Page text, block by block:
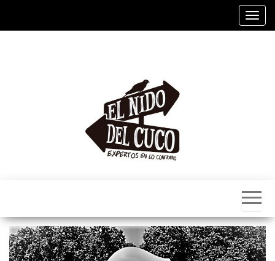
Nido
Del
Cuco